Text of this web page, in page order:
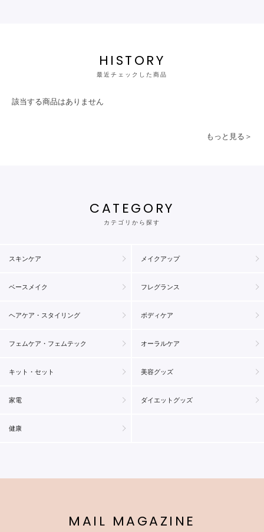
HISTORY
最近チェックした商品
該当する商品はありません
もっと見る＞
CATEGORY
カテゴリから探す
スキンケア メイクアップ
ベースメイク フレグランス
ヘアケア・スタイリング ボディケア
フェムケア・フェムテック オーラルケア
キット・セット 美容グッズ
家電 ダイエットグッズ
健康
MAIL MAGAZINE